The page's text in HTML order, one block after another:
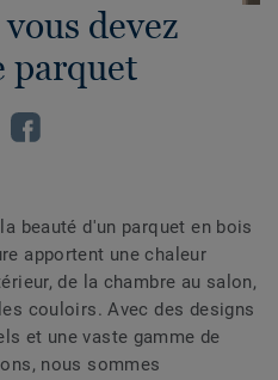
devez
parquet
beauté d'un parquet en bois
apportent une chaleur
de la chambre au salon,
couloirs. Avec des designs
et une vaste gamme de
nous sommes